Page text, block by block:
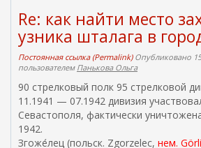
Re: как найти место
узника шталага в
Постоянная ссылка (Permalink)Опубликовано
пользователем Панькова Ольга
90 стрелковый полк 95 стрелковой
11.1941 — 07.1942 дивизия
Севастополя, фактически
1942.
Згоже́лец (польск. Zgorzelec, нем.